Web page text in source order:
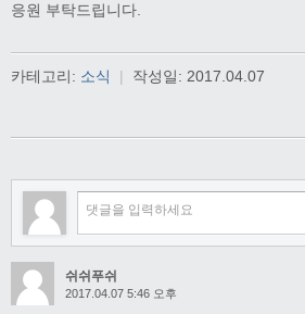
응원 부탁드립니다.
카테고리: 소식 | 작성일: 2017.04.07
쉬쉬푸쉬
2017.04.07 5:46 오후